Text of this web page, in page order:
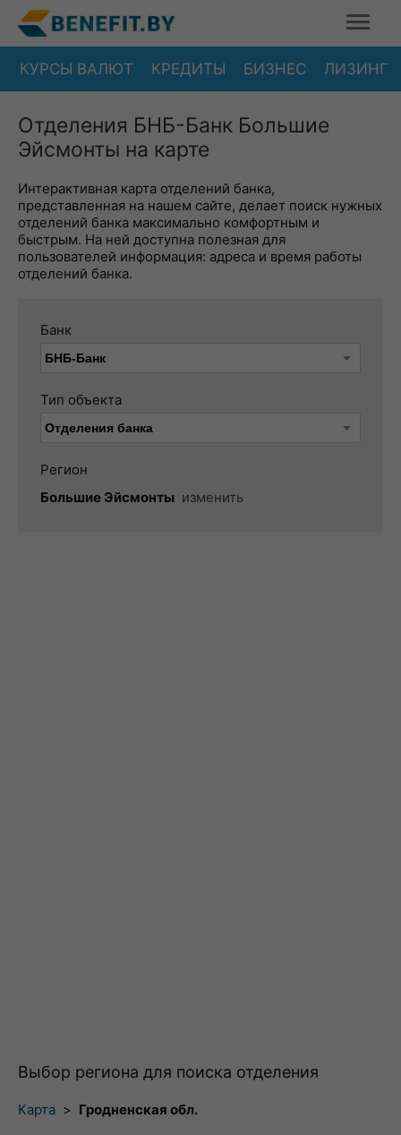
КУРСЫ ВАЛЮТ КРЕДИТЫ БИЗНЕС ЛИЗИНГ
Отделения БНБ-Банк Большие
Эйсмонты на карте
Интерактивная карта отделений банка,
представленная на нашем сайте, делает поиск нужных
отделений банка максимально комфортным и
быстрым. На ней доступна полезная для
пользователей информация: адреса и время работы
отделений банка.
Банк
Тип объекта
Регион
Большие Эйсмонты изменить
Выбор региона для поиска отделения
Карта > Гродненская обл.